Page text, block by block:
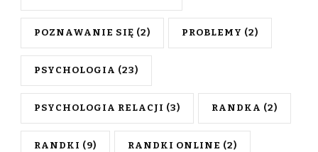
POZNAWANIE SIĘ (2) PROBLEMY (2)
PSYCHOLOGIA (23)
PSYCHOLOGIA RELACJI (3) RANDKA (2)
RANDKI (9) RANDKI ONLINE (2)